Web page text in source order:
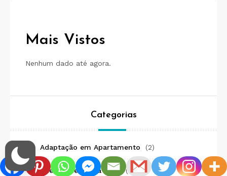
Mais Vistos
Nenhum dado até agora.
Categorias
Adaptação em Apartamento (2)
Adestramento da Raça (20)